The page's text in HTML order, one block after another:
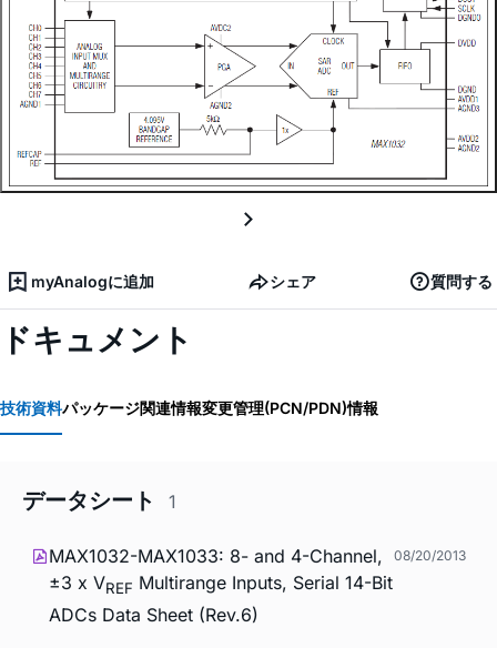
myAnalogに追加 シェア 質問する
ドキュメント
技術資料パッケージ関連情報変更管理(PCN/PDN)情報
データシート 1
MAX1032-MAX1033: 8- and 4-Channel,
±3 x VREF Multirange Inputs, Serial 14-Bit
ADCs Data Sheet (Rev.6)
08/20/2013